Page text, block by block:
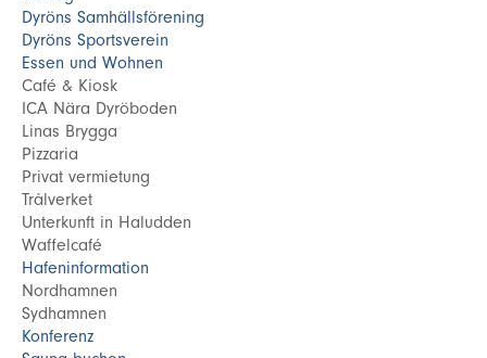
Dyröns Samhällsförening
Dyröns Sportsverein
Essen und Wohnen
Café & Kiosk
ICA Nära Dyröboden
Linas Brygga
Pizzaria
Privat vermietung
Trålverket
Unterkunft in Haludden
Waffelcafé
Hafeninformation
Nordhamnen
Sydhamnen
Konferenz